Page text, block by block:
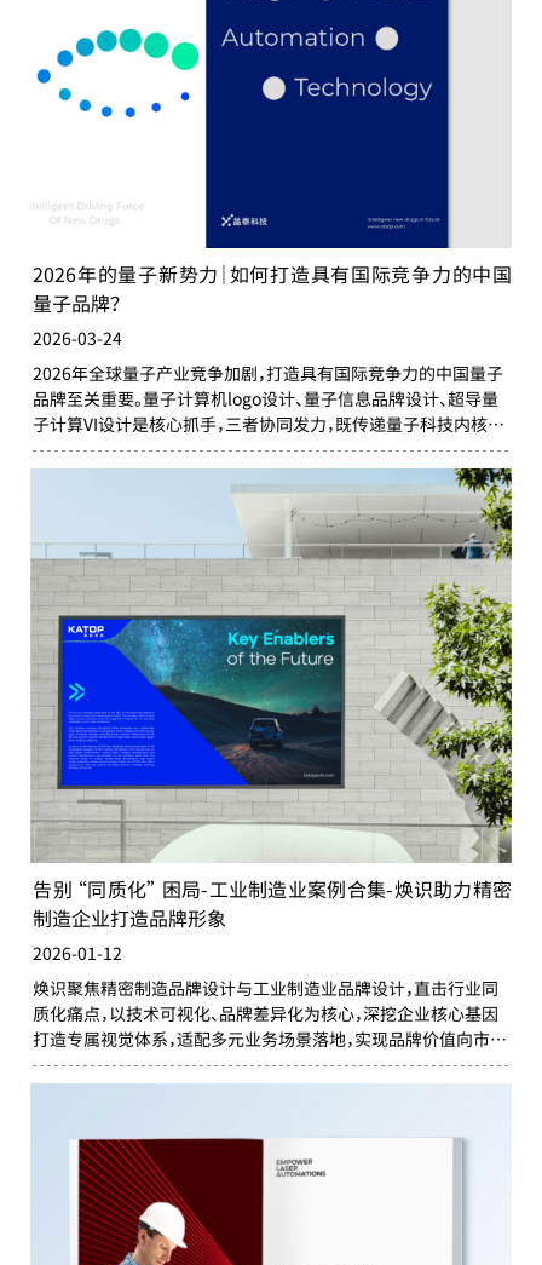
2026年的量子新势力｜如何打造具有国际竞争力的中国
量子品牌？
2026-03-24
2026年全球量子产业竞争加剧，打造具有国际竞争力的中国量子
品牌至关重要。量子计算机logo设计、量子信息品牌设计、超导量
子计算VI设计是核心抓手，三者协同发力，既传递量子科技内核与
中国特色，又实现场景化落地，助力中国量子品牌从技术领跑迈向
告别 “同质化” 困局-工业制造业案例合集-焕识助力精密
制造企业打造品牌形象
2026-01-12
焕识聚焦精密制造品牌设计与工业制造业品牌设计，直击行业同
质化痛点，以技术可视化、品牌差异化为核心，深挖企业核心基因
打造专属视觉体系，适配多元业务场景落地，实现品牌价值向市场
增量转化，助力精密制造企业打破困局，从技术强者升级为品牌强